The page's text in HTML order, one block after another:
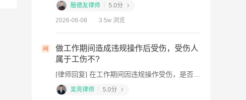
殷德友律师 5.0分
2026-06-08 3.5w 浏览
做工作期间造成违规操作后受伤，受伤人
属于工伤不?
吴亮律师 5.0分